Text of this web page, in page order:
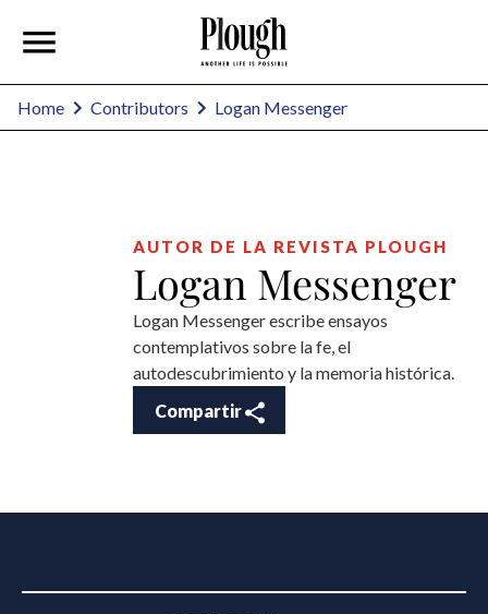
Home Contributors Logan Messenger
AUTOR DE LA REVISTA PLOUGH
Logan Messenger
Logan Messenger escribe ensayos
contemplativos sobre la fe, el
autodescubrimiento y la memoria histórica.
Compartir